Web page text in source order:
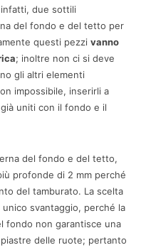
infatti, due sottili
del fondo e del tetto per
questi pezzi vanno
; inoltre non ci si deve
gli altri elementi
impossibile, inserirli a
uniti con il fondo e il
del fondo e del tetto,
profonde di 2 mm perché
del tamburato. La scelta
svantaggio, perché la
fondo non garantisce una
delle ruote; pertanto